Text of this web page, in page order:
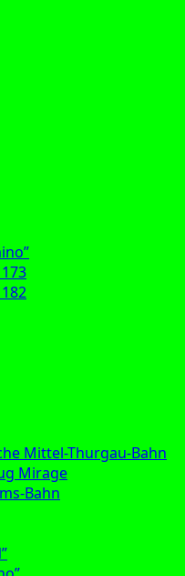
Mittel-Thurgau-Bahn
Mirage
Bahn